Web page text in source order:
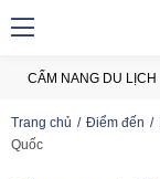
CẨM NANG DU LỊCH
Trang chủ Điểm đến
Quốc